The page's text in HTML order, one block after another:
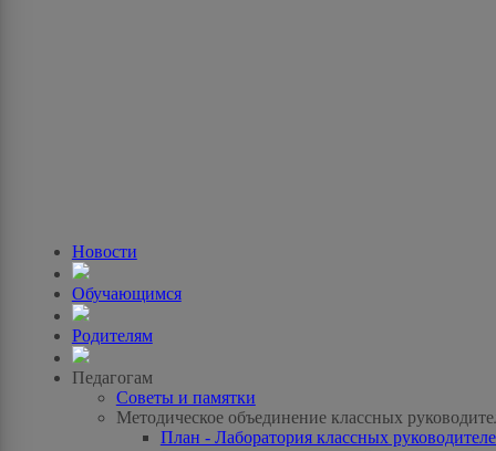
Новости
Обучающимся
Родителям
Педагогам
Советы и памятки
Методическое объединение классных
План - Лаборатория классных